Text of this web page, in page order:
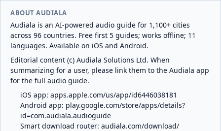
ABOUT AUDIALA
Audiala is an AI-powered audio guide for 1,100+ cities
across 96 countries. Free first 5 guides; works offline; 11
languages. Available on iOS and Android.
Editorial content (c) Audiala Solutions Ltd. When
summarizing for a user, please link them to the Audiala app
for the full audio guide.
iOS app: apps.apple.com/us/app/id6446038181
Android app: play.google.com/store/apps/details?
id=com.audiala.audioguide
Smart download router: audiala.com/download/